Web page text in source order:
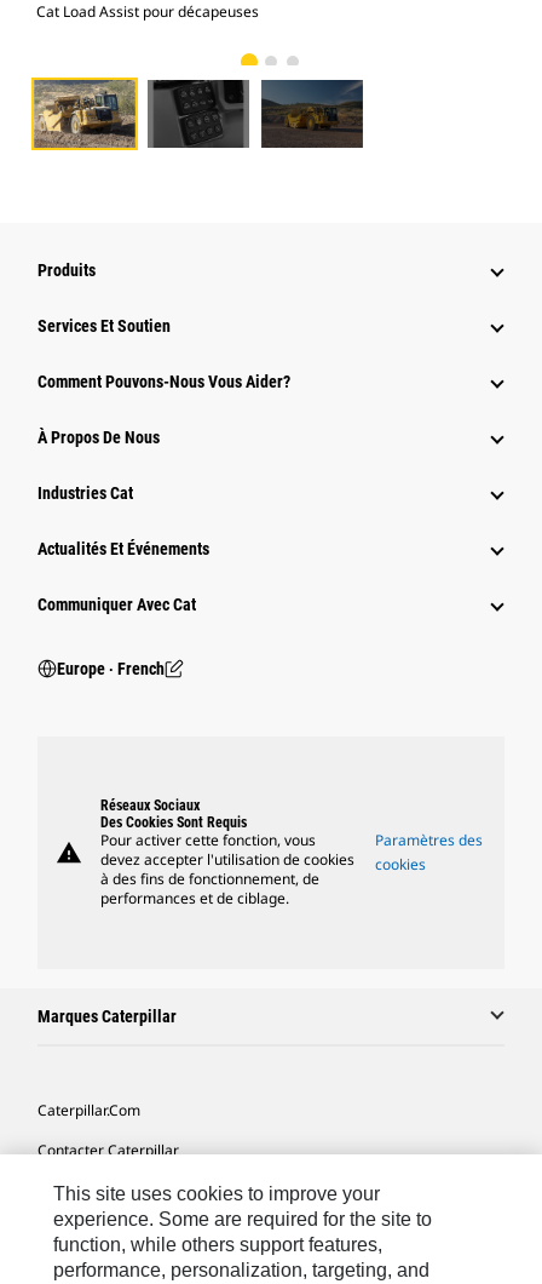
Cat Load Assist pour décapeuses
Produits
Services Et Soutien
Comment Pouvons-Nous Vous Aider?
À Propos De Nous
Industries Cat
Actualités Et Événements
Communiquer Avec Cat
Europe ‧ French
warning
Réseaux Sociaux
Des Cookies Sont Requis
Pour activer cette fonction, vous
devez accepter l'utilisation de cookies
à des fins de fonctionnement, de
performances et de ciblage.
Paramètres des
cookies
Marques Caterpillar
Caterpillar.com
Contacter Caterpillar
Mes Préférences Marketing
Plan Du Site
Cookie Settings
This site uses cookies to improve your
experience. Some are required for the site to
function, while others support features,
performance, personalization, targeting, and